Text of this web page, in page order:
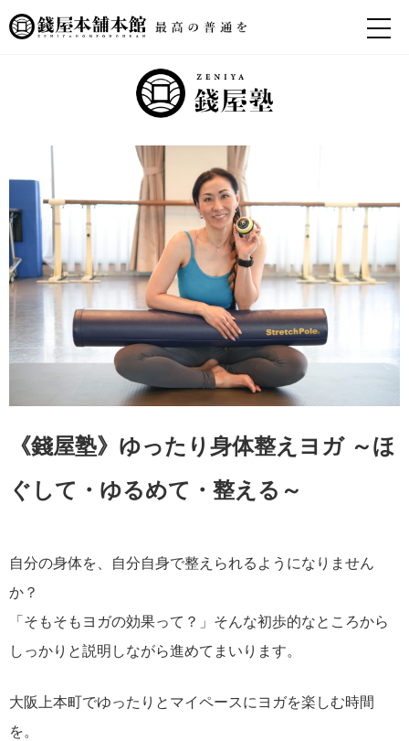
《錢屋塾》ゆったり身体整えヨガ ～ほ
ぐして・ゆるめて・整える～
自分の身体を、自分自身で整えられるようになりません
か？
「そもそもヨガの効果って？」そんな初歩的なところから
しっかりと説明しながら進めてまいります。
大阪上本町でゆったりとマイペースにヨガを楽しむ時間
を。